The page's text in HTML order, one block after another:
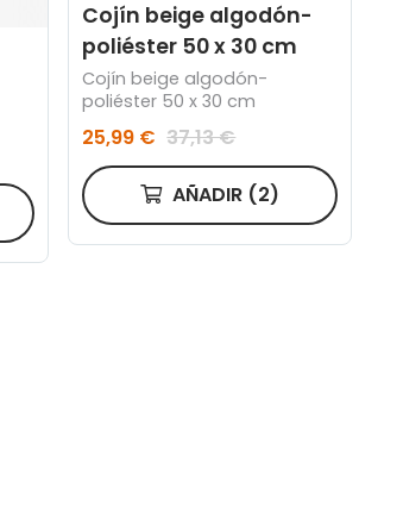
Cojín beige algodón-
poliéster 50 x 30 cm
Cojín beige algodón-
poliéster 50 x 30 cm
25,99 € 37,13 €
AÑADIR (2)